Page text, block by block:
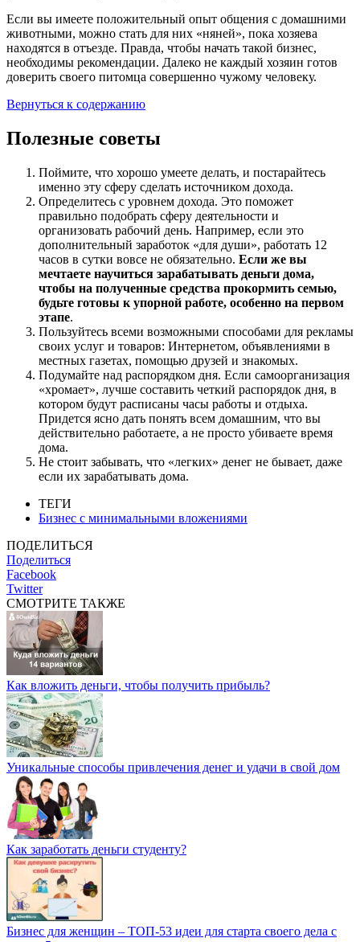
Если вы имеете положительный опыт общения с домашними
животными, можно стать для них «няней», пока хозяева
находятся в отъезде. Правда, чтобы начать такой бизнес,
необходимы рекомендации. Далеко не каждый хозяин готов
доверить своего питомца совершенно чужому человеку.
Вернуться к содержанию
Полезные советы
Поймите, что хорошо умеете делать, и постарайтесь
именно эту сферу сделать источником дохода.
Определитесь с уровнем дохода. Это поможет
правильно подобрать сферу деятельности и
организовать рабочий день. Например, если это
дополнительный заработок «для души», работать 12
часов в сутки вовсе не обязательно. Если же вы
мечтаете научиться зарабатывать деньги дома,
чтобы на полученные средства прокормить семью,
будьте готовы к упорной работе, особенно на первом
этапе.
Пользуйтесь всеми возможными способами для рекламы
своих услуг и товаров: Интернетом, объявлениями в
местных газетах, помощью друзей и знакомых.
Подумайте над распорядком дня. Если самоорганизация
«хромает», лучше составить четкий распорядок дня, в
котором будут расписаны часы работы и отдыха.
Придется ясно дать понять всем домашним, что вы
действительно работаете, а не просто убиваете время
дома.
Не стоит забывать, что «легких» денег не бывает, даже
если их зарабатывать дома.
ТЕГИ
Бизнес с минимальными вложениями
ПОДЕЛИТЬСЯ
Поделиться
Facebook
Twitter
СМОТРИТЕ ТАКЖЕ
Как вложить деньги, чтобы получить прибыль?
Уникальные способы привлечения денег и удачи в свой дом
Как заработать деньги студенту?
Бизнес для женщин – ТОП-53 идеи для старта своего дела с